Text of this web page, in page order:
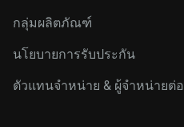
กลุ่มผลิตภัณฑ์
นโยบายการรับประกัน
ตัวแทนจำหน่าย & ผู้จำหน่ายต่อ